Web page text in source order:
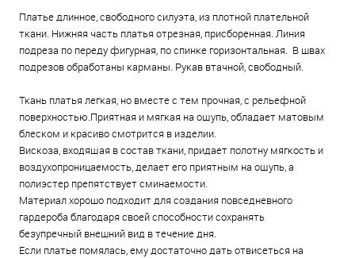
Платье длинное, свободного силуэта, из плотной плательной
ткани. Нижняя часть платья отрезная, присборенная. Линия
подреза по переду фигурная, по спинке горизонтальная. В швах
подрезов обработаны карманы. Рукав втачной, свободный.
Ткань платья легкая, но вместе с тем прочная, с рельефной
поверхностью.Приятная и мягкая на ощупь, обладает матовым
блеском и красиво смотрится в изделии.
Вискоза, входящая в состав ткани, придает полотну мягкость и
воздухопроницаемость, делает его приятным на ощупь, а
полиэстер препятствует сминаемости.
Материал хорошо подходит для создания повседневного
гардероба благодаря своей способности сохранять
безупречный внешний вид в течение дня.
Если платье помялась, ему достаточно дать отвисеться на